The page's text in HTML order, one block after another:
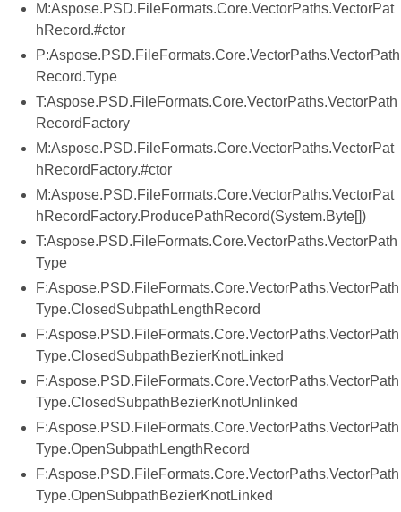
M:Aspose.PSD.FileFormats.Core.VectorPaths.VectorPat
hRecord.#ctor
P:Aspose.PSD.FileFormats.Core.VectorPaths.VectorPath
Record.Type
T:Aspose.PSD.FileFormats.Core.VectorPaths.VectorPath
RecordFactory
M:Aspose.PSD.FileFormats.Core.VectorPaths.VectorPat
hRecordFactory.#ctor
M:Aspose.PSD.FileFormats.Core.VectorPaths.VectorPat
hRecordFactory.ProducePathRecord(System.Byte[])
T:Aspose.PSD.FileFormats.Core.VectorPaths.VectorPath
Type
F:Aspose.PSD.FileFormats.Core.VectorPaths.VectorPath
Type.ClosedSubpathLengthRecord
F:Aspose.PSD.FileFormats.Core.VectorPaths.VectorPath
Type.ClosedSubpathBezierKnotLinked
F:Aspose.PSD.FileFormats.Core.VectorPaths.VectorPath
Type.ClosedSubpathBezierKnotUnlinked
F:Aspose.PSD.FileFormats.Core.VectorPaths.VectorPath
Type.OpenSubpathLengthRecord
F:Aspose.PSD.FileFormats.Core.VectorPaths.VectorPath
Type.OpenSubpathBezierKnotLinked